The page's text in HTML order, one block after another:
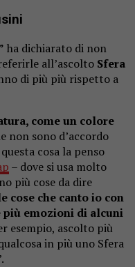
ha dichiarato di non
all’ascolto Sfera
di più più rispetto a
come un colore
non sono d’accordo
cosa la penso
– dove si usa molto
più cose da dire
cose che canto io con
più emozioni di alcuni
esempio, ascolto più
in più uno Sfera